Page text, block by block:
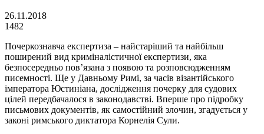
26.11.2018
1482
Почеркознавча експертиза – найстаріший та найбільш
поширений вид криміналістичної експертизи, яка
безпосередньо пов’язана з появою та розповсюдженням
писемності. Ще у Давньому Римі, за часів візантійського
імператора Юстиніана, дослідження почерку для судових
цілей передбачалося в законодавстві. Вперше про підробку
письмових документів, як самостійний злочин, згадується у
законі римського диктатора Корнелія Сули.